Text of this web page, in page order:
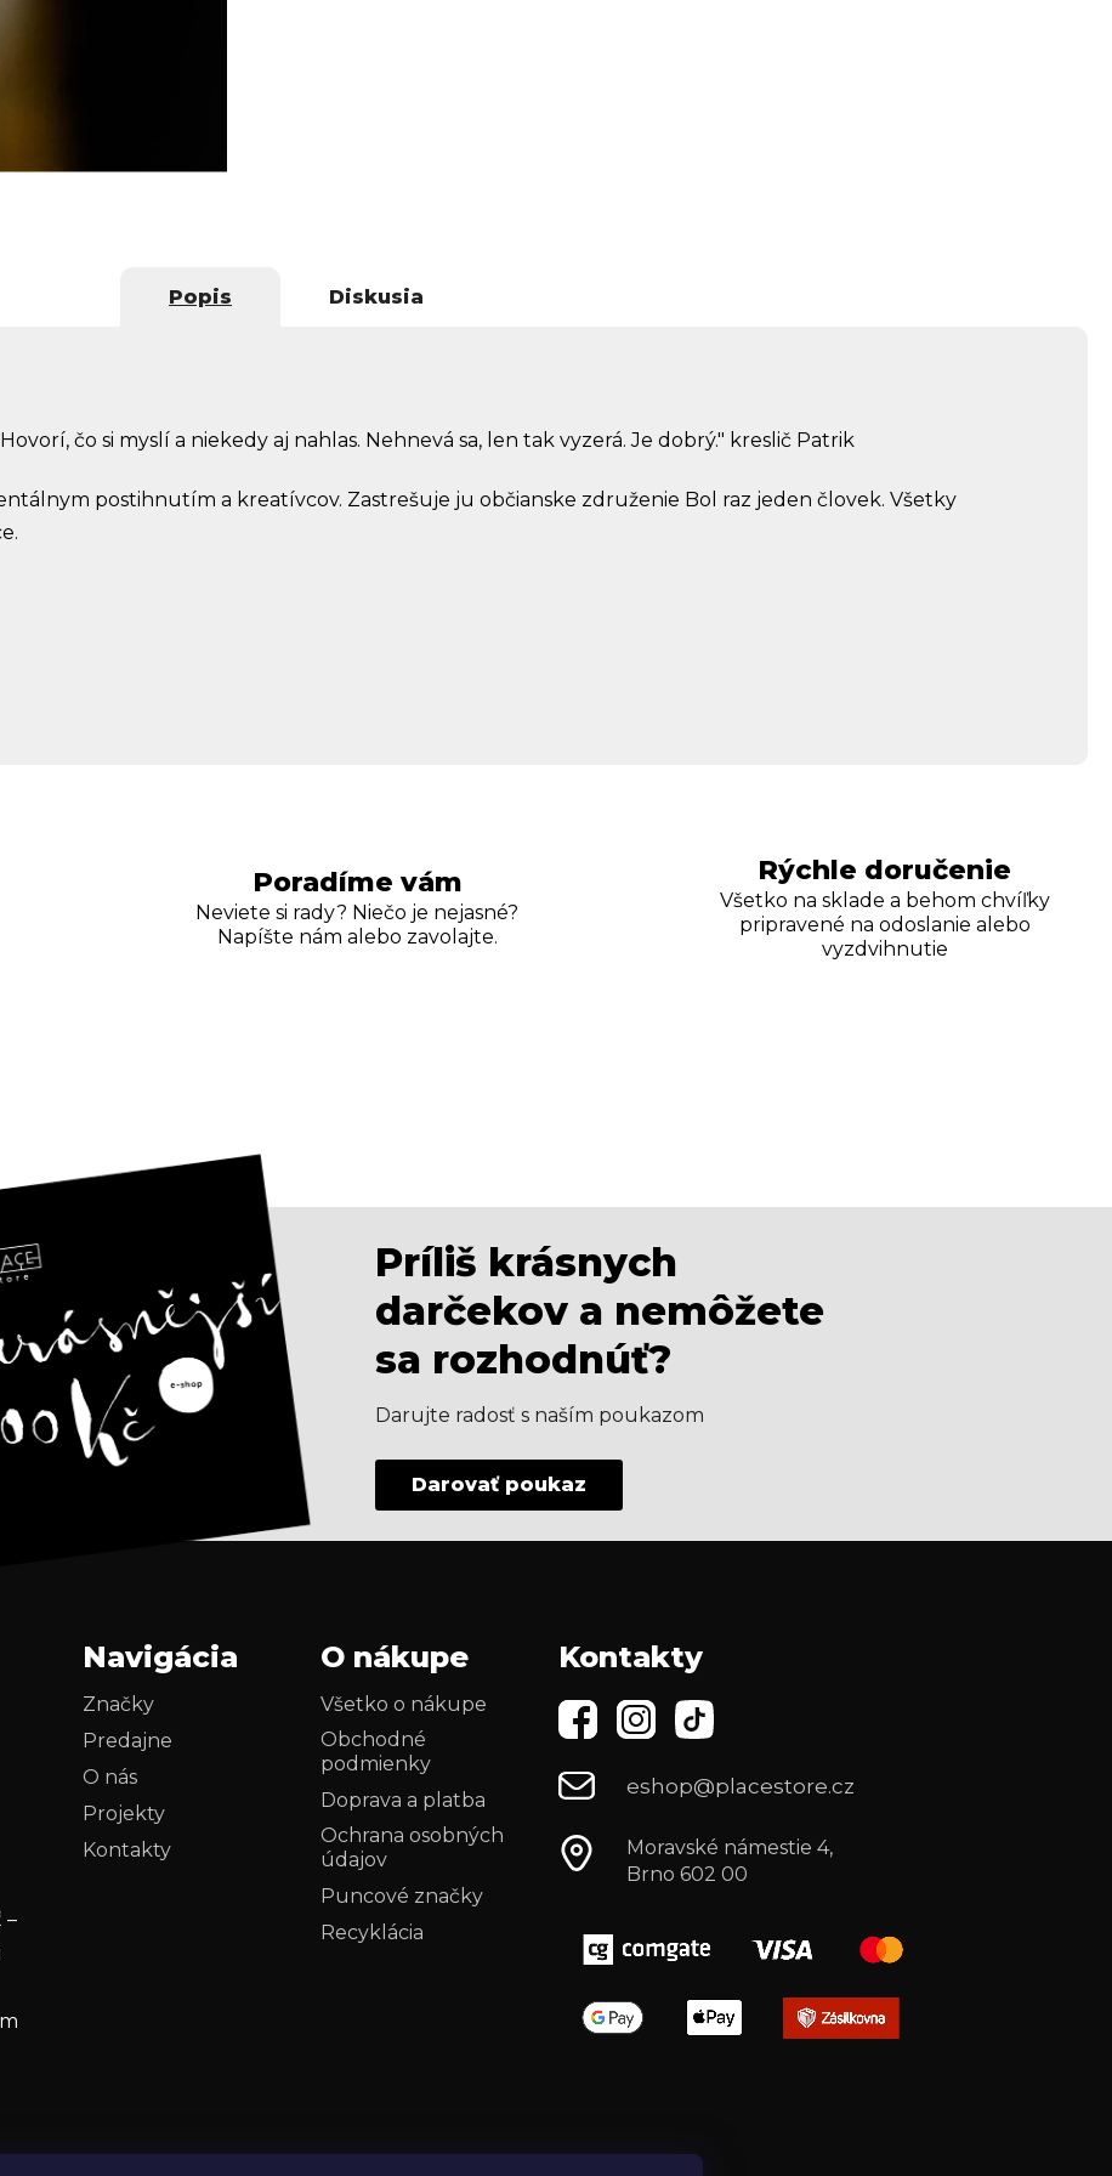
Popis Diskusia
čo si myslí a niekedy aj nahlas. Nehnevá sa, len tak vyzerá. Je dobrý." kreslič Patrik
postihnutím a kreatívcov. Zastrešuje ju občianske združenie Bol raz jeden človek. Všetky
Poradíme vám
Neviete si rady? Niečo je nejasné?
Napíšte nám alebo zavolajte.
Rýchle doručenie
Všetko na sklade a behom chvíľky
pripravené na odoslanie alebo
vyzdvihnutie
Príliš krásnych
darčekov a nemôžete
sa rozhodnúť?
Darujte radosť s naším poukazom
Darovať poukaz
–
Navigácia
Značky
Predajne
O nás
Projekty
Kontakty
O nákupe
Všetko o nákupe
Obchodné
podmienky
Doprava a platba
Ochrana osobných
údajov
Puncové značky
Recyklácia
Kontakty
eshop@placestore.cz
Moravské námestie 4,
Brno 602 00